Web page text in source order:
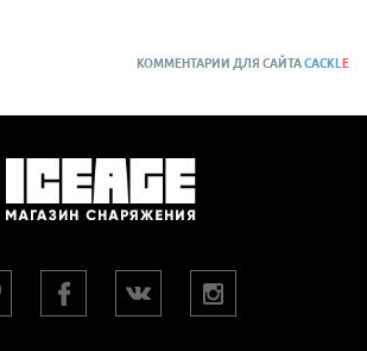
КОММЕНТАРИИ ДЛЯ САЙТАCACKLE